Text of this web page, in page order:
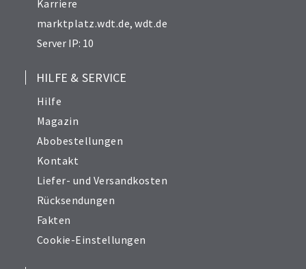
Karriere
marktplatz.wdt.de,wdt.de
Server IP: 10
HILFE & SERVICE
Hilfe
Magazin
Abobestellungen
Kontakt
Liefer- und Versandkosten
Rücksendungen
Fakten
Cookie-Einstellungen